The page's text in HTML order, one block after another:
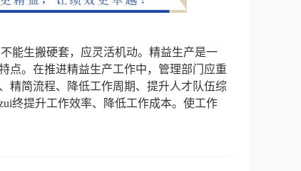
能生搬硬套，应灵活机动。精益生产是一
点。在推进精益生产工作中，管理部门应重
精简流程、降低工作周期、提升人才队伍综
终提升工作效率、降低工作成本。使工作